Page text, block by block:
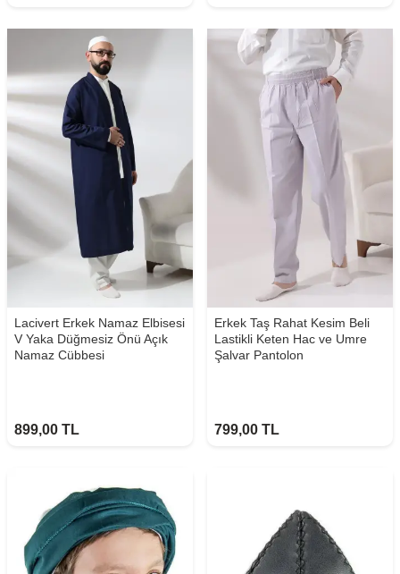
Lacivert Erkek Namaz Elbisesi
V Yaka Düğmesiz Önü Açık
Namaz Cübbesi
899,00 TL
Erkek Taş Rahat Kesim Beli
Lastikli Keten Hac ve Umre
Şalvar Pantolon
799,00 TL